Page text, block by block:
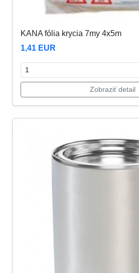
KANA fólia krycia 7my 4x5m
1,41 EUR
Zobraziť detail